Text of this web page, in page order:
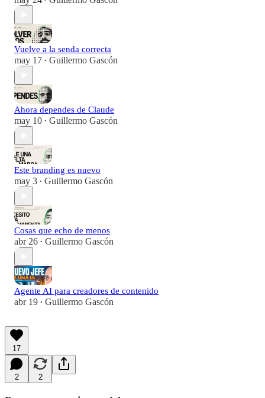
Vuelve a la senda correcta
may 17 • Guillermo Gascón
Ahora dependes de Claude
may 10 • Guillermo Gascón
Este branding es nuevo
may 3 • Guillermo Gascón
Cosas que echo de menos
abr 26 • Guillermo Gascón
Agente AI para creadores de contenido
abr 19 • Guillermo Gascón
17
2 2